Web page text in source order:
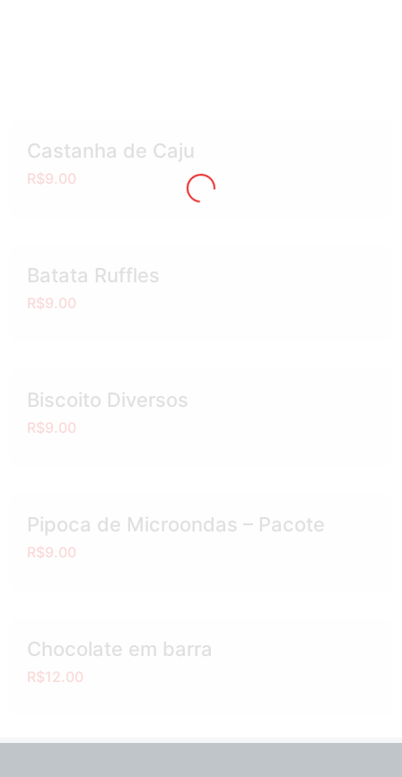
Castanha de Caju
R$9.00
Batata Ruffles
R$9.00
Biscoito Diversos
R$9.00
Pipoca de Microondas – Pacote
R$9.00
Chocolate em barra
R$12.00